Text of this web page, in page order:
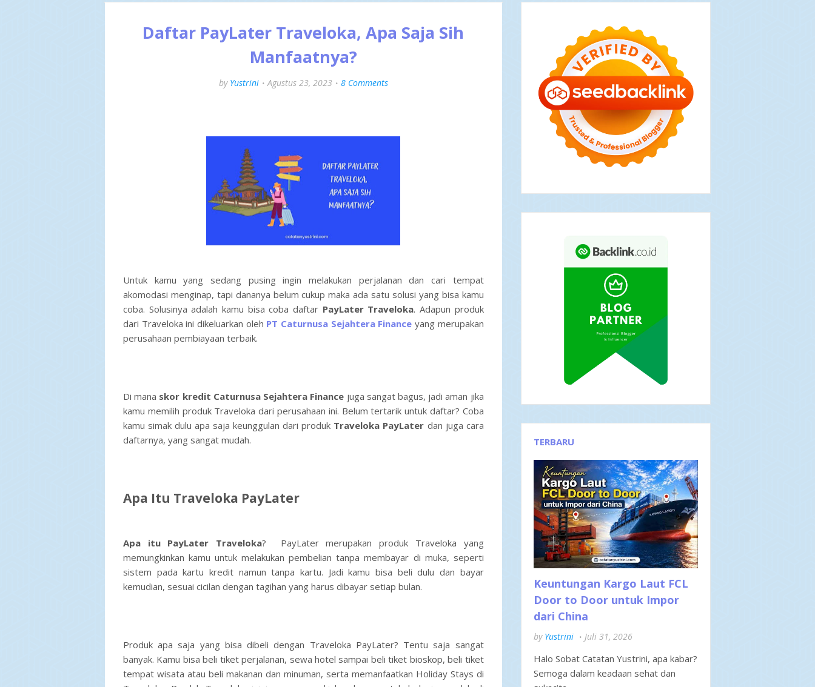
Daftar PayLater Traveloka, Apa Saja Sih
Manfaatnya?
by Yustrini Agustus 23, 2023 8 Comments
Untuk kamu yang sedang pusing ingin melakukan perjalanan dan cari tempat
akomodasi menginap, tapi dananya belum cukup maka ada satu solusi yang bisa kamu
coba. Solusinya adalah kamu bisa coba daftar PayLater Traveloka. Adapun produk
dari Traveloka ini dikeluarkan oleh PT Caturnusa Sejahtera Finance yang merupakan
perusahaan pembiayaan terbaik.
Di mana skor kredit Caturnusa Sejahtera Finance juga sangat bagus, jadi aman jika
kamu memilih produk Traveloka dari perusahaan ini. Belum tertarik untuk daftar? Coba
kamu simak dulu apa saja keunggulan dari produk Traveloka PayLater dan juga cara
daftarnya, yang sangat mudah.
Apa Itu Traveloka PayLater
Apa itu PayLater Traveloka? PayLater merupakan produk Traveloka yang
memungkinkan kamu untuk melakukan pembelian tanpa membayar di muka, seperti
sistem pada kartu kredit namun tanpa kartu. Jadi kamu bisa beli dulu dan bayar
kemudian, sesuai cicilan dengan tagihan yang harus dibayar setiap bulan.
Produk apa saja yang bisa dibeli dengan Traveloka PayLater? Tentu saja sangat
banyak. Kamu bisa beli tiket perjalanan, sewa hotel sampai beli tiket bioskop, beli tiket
tempat wisata atau beli makanan dan minuman, serta memanfaatkan Holiday Stays di
TERBARU
Keuntungan Kargo Laut FCL
Door to Door untuk Impor
dari China
by Yustrini Juli 31, 2026
Halo Sobat Catatan Yustrini, apa kabar?
Semoga dalam keadaan sehat dan